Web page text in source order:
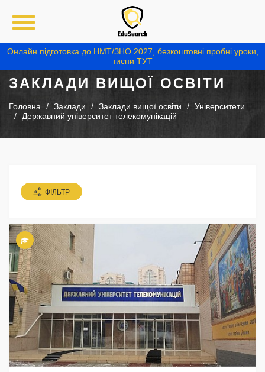
Онлайн підготовка до НМТ/ЗНО 2027, безкоштовні пробні уроки,
тисни ТУТ
ЗАКЛАДИ ВИЩОЇ ОСВІТИ
Головна Заклади Заклади вищої освіти
Університети
Державний університет телекомунікацій
ФІЛЬТР